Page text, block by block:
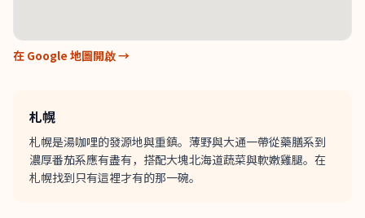
在 Google 地圖開啟 →
札幌
札幌是湯咖哩的發源地與重鎮。薄野與大通一帶從藥膳系到
濃厚番茄系應有盡有，搭配大塊北海道蔬菜與軟嫩雞腿。在
札幌找到只有這裡才有的那一碗。